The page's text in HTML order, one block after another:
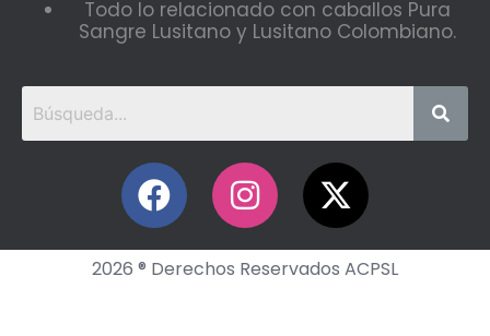
Todo lo relacionado con caballos Pura
Sangre Lusitano y Lusitano Colombiano.
2026 ® Derechos Reservados ACPSL